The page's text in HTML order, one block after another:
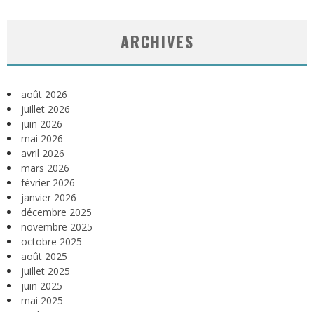
ARCHIVES
août 2026
juillet 2026
juin 2026
mai 2026
avril 2026
mars 2026
février 2026
janvier 2026
décembre 2025
novembre 2025
octobre 2025
août 2025
juillet 2025
juin 2025
mai 2025